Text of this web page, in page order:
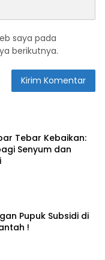
saya pada
berikutnya.
Tebar Kebaikan:
Senyum dan
Pupuk Subsidi di
!